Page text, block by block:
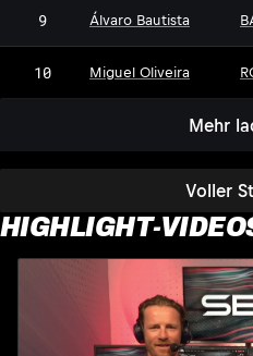
Voller
9 Álvaro Bautista
10 Miguel Oliveira
Mehr
HIGHLIGHT-